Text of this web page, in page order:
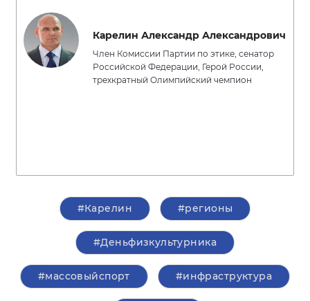
Карелин Александр Александрович
Член Комиссии Партии по этике, сенатор
Российской Федерации, Герой России,
трехкратный Олимпийский чемпион
#Карелин #регионы
#Деньфизкультурника
#массовыйспорт #инфраструктура